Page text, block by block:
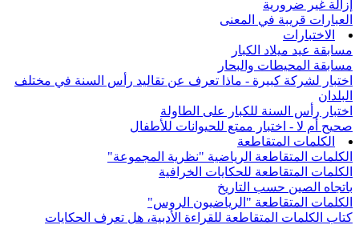
إزالة غير ضرورية
العبارات قريبة في المعنى
الاختبارات
مسابقة عيد ميلاد الكبار
مسابقة المحيطات والبحار
اختبار لشركة كبيرة - ماذا تعرف عن تقاليد رأس السنة في مختلف
البلدان
اختبار رأس السنة للكبار على الطاولة
صحيح أم لا - اختبار ممتع للحيوانات للأطفال
الكلمات المتقاطعة
الكلمات المتقاطعة الرياضية "نظرية المجموعة"
الكلمات المتقاطعة للحكايات الخرافية
باتجاه الصين حسب التاريخ
الكلمات المتقاطعة "الرياضيون الروس"
كتاب الكلمات المتقاطعة للقراءة الأدبية، هل تعرف الحكايات